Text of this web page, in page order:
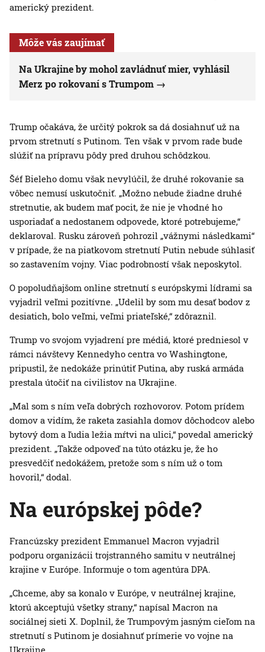
americký prezident.
Môže vás zaujímať
Na Ukrajine by mohol zavládnuť mier, vyhlásil
Merz po rokovaní s Trumpom
Trump očakáva, že určitý pokrok sa dá dosiahnuť už na
prvom stretnutí s Putinom. Ten však v prvom rade bude
slúžiť na prípravu pôdy pred druhou schôdzkou.
Šéf Bieleho domu však nevylúčil, že druhé rokovanie sa
vôbec nemusí uskutočniť. „Možno nebude žiadne druhé
stretnutie, ak budem mať pocit, že nie je vhodné ho
usporiadať a nedostanem odpovede, ktoré potrebujeme,“
deklaroval. Rusku zároveň pohrozil „vážnymi následkami“
v prípade, že na piatkovom stretnutí Putin nebude súhlasiť
so zastavením vojny. Viac podrobností však neposkytol.
O popoludňajšom online stretnutí s európskymi lídrami sa
vyjadril veľmi pozitívne. „Udelil by som mu desať bodov z
desiatich, bolo veľmi, veľmi priateľské,“ zdôraznil.
Trump vo svojom vyjadrení pre médiá, ktoré predniesol v
rámci návštevy Kennedyho centra vo Washingtone,
pripustil, že nedokáže prinútiť Putina, aby ruská armáda
prestala útočiť na civilistov na Ukrajine.
„Mal som s ním veľa dobrých rozhovorov. Potom prídem
domov a vidím, že raketa zasiahla domov dôchodcov alebo
bytový dom a ľudia ležia mŕtvi na ulici,“ povedal americký
prezident. „Takže odpoveď na túto otázku je, že ho
presvedčiť nedokážem, pretože som s ním už o tom
hovoril,“ dodal.
Na európskej pôde?
Francúzsky prezident Emmanuel Macron vyjadril
podporu organizácii trojstranného samitu v neutrálnej
krajine v Európe. Informuje o tom agentúra DPA.
„Chceme, aby sa konalo v Európe, v neutrálnej krajine,
ktorú akceptujú všetky strany,“ napísal Macron na
sociálnej sieti X. Doplnil, že Trumpovým jasným cieľom na
stretnutí s Putinom je dosiahnuť prímerie vo vojne na